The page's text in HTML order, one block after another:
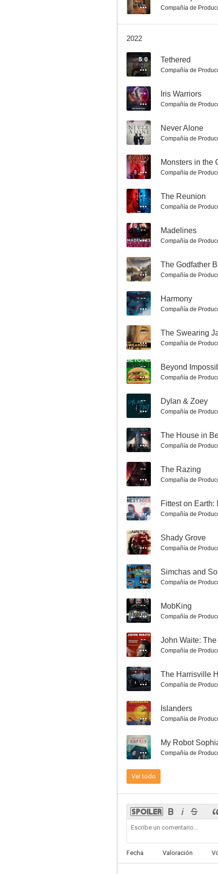
5.0
1/1
4.7
Perezoso amoroso
4.0
1st Summoning
Becoming
1.7
Compañía de
2022
5.0 Tethered
Compañía de
-- Iris Warriors
Compañía de
-- Never Alone
Compañía de
-- Monsters in the
Compañía de
-- The Reunion
Compañía de
-- Madelines
Compañía de
-- The Godfather
Compañía de
-- Harmony
Compañía de
-- The Swearing
Compañía de
-- Beyond
Compañía de
-- Dylan & Zoey
Compañía de
-- The House in
Compañía de
-- The Razing
Compañía de
-- Fittest on Earth:
Compañía de
-- Shady Grove
Compañía de
-- Simchas and
Compañía de
-- MobKing
Compañía de
-- John Waite:
Compañía de
--
Compañía de
-- Islanders
Compañía de
-- My Robot
Compañía de
Ver todo
Fecha Valoración